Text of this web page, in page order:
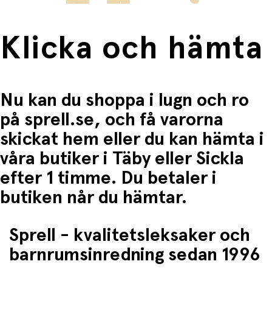
Klicka och hämta
Nu kan du shoppa i lugn och ro
på sprell.se, och få varorna
skickat hem eller du kan hämta i
våra butiker i Täby eller Sickla
efter 1 timme. Du betaler i
butiken når du hämtar.
Sprell - kvalitetsleksaker och
barnrumsinredning sedan 1996